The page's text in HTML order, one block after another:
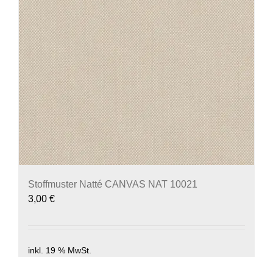
Stoffmuster Natté CANVAS NAT 10021
3,00 €
inkl. 19 % MwSt.